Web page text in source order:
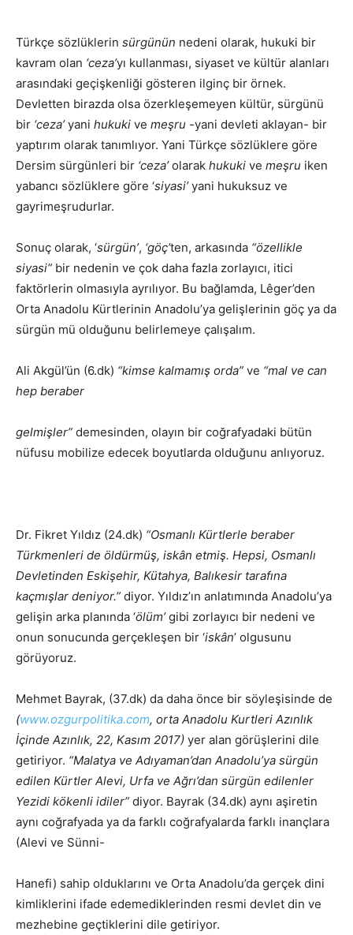
Türkçe sözlüklerin sürgünün nedeni olarak, hukuki bir
kavram olan ‘ceza’yı kullanması, siyaset ve kültür alanları
arasındaki geçişkenliği gösteren ilginç bir örnek.
Devletten birazda olsa özerkleşemeyen kültür, sürgünü
bir ‘ceza’yani hukuki ve meşru -yani devleti aklayan- bir
yaptırım olarak tanımlıyor. Yani Türkçe sözlüklere göre
Dersim sürgünleri bir ‘ceza’olarak hukuki ve meşru iken
yabancı sözlüklere göre ‘siyasi’yani hukuksuz ve
gayrimeşrudurlar.
Sonuç olarak, ‘sürgün’, ‘göç’ten, arkasında “özellikle
siyasi” bir nedenin ve çok daha fazla zorlayıcı, itici
faktörlerin olmasıyla ayrılıyor. Bu bağlamda, Lêger’den
Orta Anadolu Kürtlerinin Anadolu’ya gelişlerinin göç ya da
sürgün mü olduğunu belirlemeye çalışalım.
Ali Akgül’ün (6.dk) “kimse kalmamış orda” ve “mal ve can
hep beraber
gelmişler” demesinden, olayın bir coğrafyadaki bütün
nüfusu mobilize edecek boyutlarda olduğunu anlıyoruz.
Dr. Fikret Yıldız (24.dk) “Osmanlı Kürtlerle beraber
Türkmenleri de öldürmüş, iskân etmiş. Hepsi, Osmanlı
Devletinden Eskişehir, Kütahya, Balıkesir tarafına
kaçmışlar deniyor.” diyor. Yıldız’ın anlatımında Anadolu’ya
gelişin arka planında ‘ölüm’gibi zorlayıcı bir nedeni ve
onun sonucunda gerçekleşen bir ‘iskân’ olgusunu
görüyoruz.
Mehmet Bayrak, (37.dk) da daha önce bir söyleşisinde de
(www.ozgurpolitika.com, orta Anadolu Kurtleri Azınlık
İçinde Azınlık, 22, Kasım 2017) yer alan görüşlerini dile
getiriyor. “Malatya ve Adıyaman’dan Anadolu’ya sürgün
edilen Kürtler Alevi, Urfa ve Ağrı’dan sürgün edilenler
Yezidi kökenli idiler” diyor. Bayrak (34.dk) aynı aşiretin
aynı coğrafyada ya da farklı coğrafyalarda farklı inançlara
(Alevi ve Sünni-
Hanefi) sahip olduklarını ve Orta Anadolu’da gerçek dini
kimliklerini ifade edemediklerinden resmi devlet din ve
mezhebine geçtiklerini dile getiriyor.